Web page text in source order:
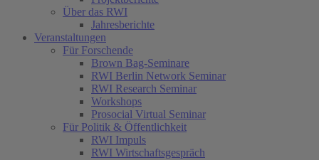
Über das RWI
Jahresberichte
Veranstaltungen
Für Forschende
Brown Bag-Seminare
RWI Berlin Network Seminar
RWI Research Seminar
Workshops
Prosocial Virtual Seminar
Für Politik & Öffentlichkeit
RWI Impuls
RWI Wirtschaftsgespräch